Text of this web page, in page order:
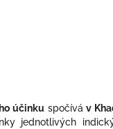
účinku spočíváv
jednotlivých